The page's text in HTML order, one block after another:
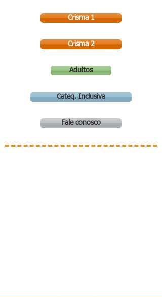
Crisma 1
Crisma 2
Adultos
Cateq. Inclusiva
Fale conosco